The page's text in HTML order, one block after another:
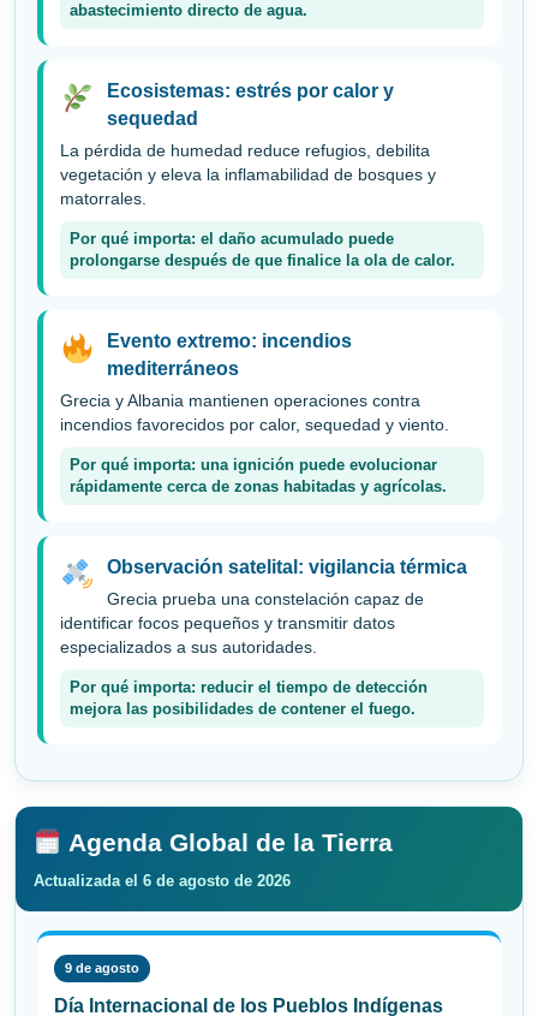
abastecimiento directo de agua.
Ecosistemas: estrés por calor y
sequedad
La pérdida de humedad reduce refugios, debilita
vegetación y eleva la inflamabilidad de bosques y
matorrales.
Por qué importa: el daño acumulado puede
prolongarse después de que finalice la ola de calor.
Evento extremo: incendios
mediterráneos
Grecia y Albania mantienen operaciones contra
incendios favorecidos por calor, sequedad y viento.
Por qué importa: una ignición puede evolucionar
rápidamente cerca de zonas habitadas y agrícolas.
Observación satelital: vigilancia térmica
Grecia prueba una constelación capaz de
identificar focos pequeños y transmitir datos
especializados a sus autoridades.
Por qué importa: reducir el tiempo de detección
mejora las posibilidades de contener el fuego.
Agenda Global de la Tierra
Actualizada el 6 de agosto de 2026
9 de agosto
Día Internacional de los Pueblos Indígenas